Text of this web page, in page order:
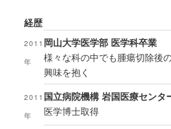
経歴
2011
年
岡山大学医学部 医学科卒業
様々な科の中でも腫瘍切除後
興味を抱く
2011
年
国立病院機構 岩国医療センタ
医学博士取得